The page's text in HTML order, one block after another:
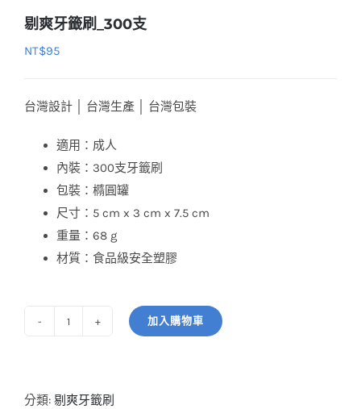
剔爽牙籤刷_300支
NT$95
台灣設計 │ 台灣生產 │ 台灣包裝
適用：成人
內裝：300支牙籤刷
包裝：橢圓罐
尺寸：5 cm x 3 cm x 7.5 cm
重量：68 g
材質：食品級安全塑膠
籤
加入購物車
分類: 剔爽牙籤刷